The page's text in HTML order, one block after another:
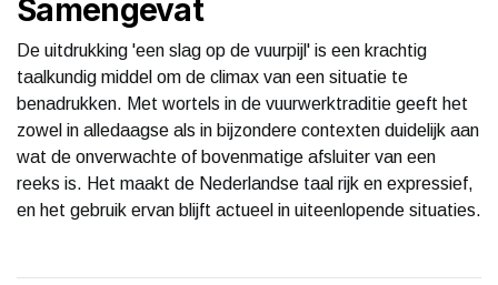
Samengevat
De uitdrukking 'een slag op de vuurpijl' is een krachtig
taalkundig middel om de climax van een situatie te
benadrukken. Met wortels in de vuurwerktraditie geeft het
zowel in alledaagse als in bijzondere contexten duidelijk aan
wat de onverwachte of bovenmatige afsluiter van een
reeks is. Het maakt de Nederlandse taal rijk en expressief,
en het gebruik ervan blijft actueel in uiteenlopende situaties.